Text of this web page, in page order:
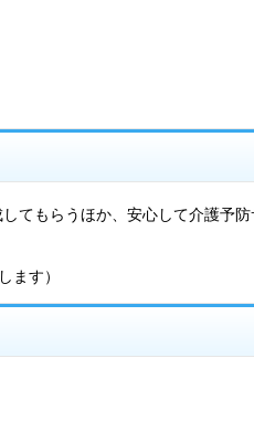
てもらうほか、安心して介護予防
ます）